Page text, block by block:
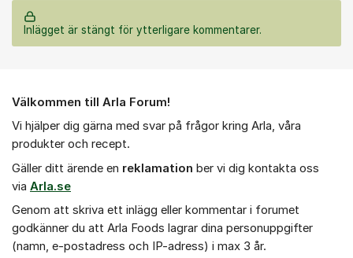
Inlägget är stängt för ytterligare kommentarer.
Välkommen till Arla Forum!
Vi hjälper dig gärna med svar på frågor kring Arla, våra
produkter och recept.
Gäller ditt ärende en reklamation ber vi dig kontakta oss
via Arla.se
Genom att skriva ett inlägg eller kommentar i forumet
godkänner du att Arla Foods lagrar dina personuppgifter
(namn, e-postadress och IP-adress) i max 3 år.